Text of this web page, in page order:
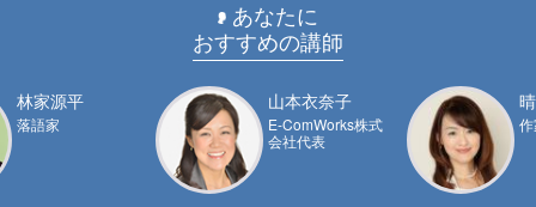
あなたに
おすすめの講師
林家源平
落語家
山本衣奈子
E-ComWorks株式
会社代表